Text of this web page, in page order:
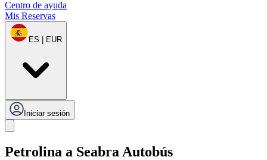
Centro de ayuda
Mis Reservas
ES | EUR
Iniciar sesión
Petrolina a Seabra Autobús